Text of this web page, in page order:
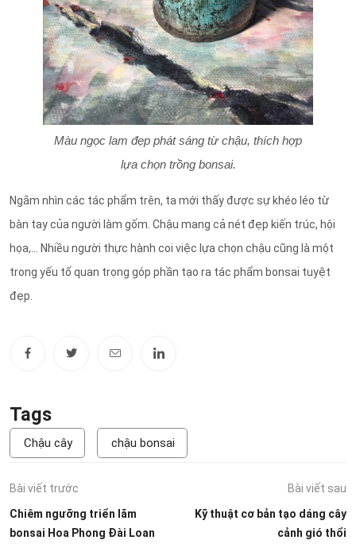
Màu ngọc lam đẹp phát sáng từ chậu, thích hợp
lựa chọn trồng bonsai.
Ngắm nhìn các tác phẩm trên, ta mới thấy được sự khéo léo từ
bàn tay của người làm gốm. Chậu mang cả nét đẹp kiến trúc, hội
họa,... Nhiều người thực hành coi việc lựa chọn chậu cũng là một
trong yếu tố quan trọng góp phần tạo ra tác phẩm bonsai tuyệt
đẹp.
Tags
Chậu cây chậu bonsai
Bài viết trước
Chiêm ngưỡng triển lãm
bonsai Hoa Phong Đài Loan
Bài viết sau
Kỹ thuật cơ bản tạo dáng cây
cảnh gió thổi